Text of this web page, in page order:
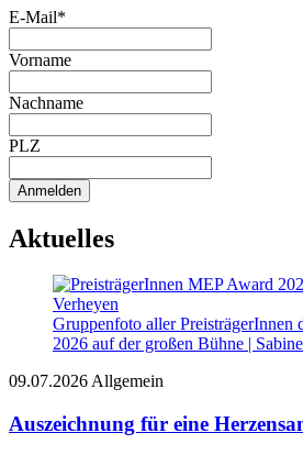
E-Mail*
Vorname
Nachname
PLZ
Anmelden
Aktuelles
Gruppenfoto aller PreisträgerInnen
2026 auf der großen Bühne |
09.07.2026Allgemein
Auszeichnung für eine